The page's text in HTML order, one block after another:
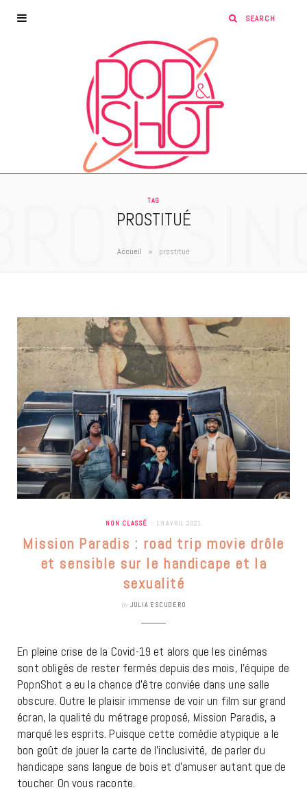
TAG
PROSTITUÉ
Accueil » prostitué
NON CLASSÉ 19 AVRIL 2021
Mission Paradis : road trip movie drôle
et sensible sur le handicape et la
sexualité
by JULIA ESCUDERO
En pleine crise de la Covid-19 et alors que les cinémas
sont obligés de rester fermés depuis des mois, l’équipe de
PopnShot a eu la chance d’être conviée dans une salle
obscure. Outre le plaisir immense de voir un film sur grand
écran, la qualité du métrage proposé, Mission Paradis, a
marqué les esprits. Puisque cette comédie atypique a le
bon goût de jouer la carte de l’inclusivité, de parler du
handicape sans langue de bois et d’amuser autant que de
toucher. On vous raconte.